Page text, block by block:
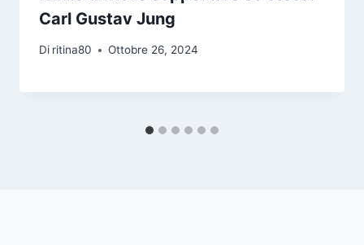
Carl Gustav Jung
Di ritina80 Ottobre 26, 2024